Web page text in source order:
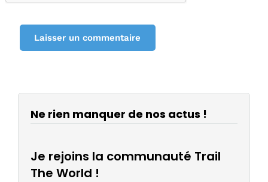
Ne rien manquer de nos actus !
Je rejoins la communauté Trail
The World !